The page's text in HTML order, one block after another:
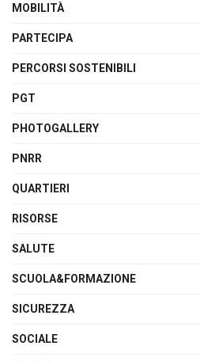
MOBILITÀ
PARTECIPA
PERCORSI SOSTENIBILI
PGT
PHOTOGALLERY
PNRR
QUARTIERI
RISORSE
SALUTE
SCUOLA&FORMAZIONE
SICUREZZA
SOCIALE